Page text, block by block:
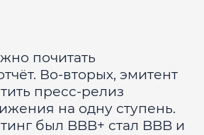
почитать
Во-вторых, эмитент
пресс-релиз
на одну ступень.
был BBB+ стал BBB и